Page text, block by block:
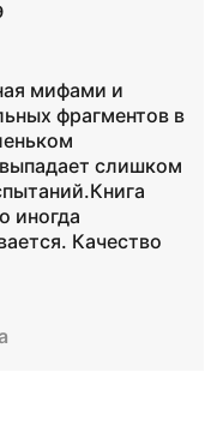
мифами и
фрагментов в
слишком
иногда
Качество